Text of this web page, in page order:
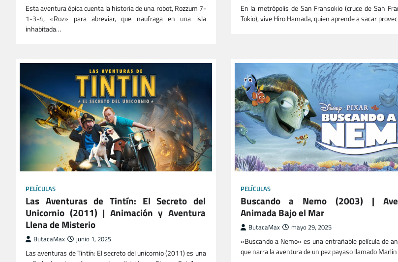
Esta aventura épica cuenta la historia de una robot, Rozzum 7-
1-3-4, «Roz» para abreviar, que naufraga en una isla
inhabitada…
En la metrópolis de San Fransokio (cruce de San
Tokio), vive Hiro Hamada, quien aprende a sacar
PELÍCULAS
Las Aventuras de Tintín: El Secreto del
Unicornio (2011) | Animación y Aventura
Llena de Misterio
ButacaMax junio 1, 2025
Las aventuras de Tintín: El secreto del unicornio (2011) es una
PELÍCULAS
Buscando a Nemo (2003) |
Animada Bajo el Mar
ButacaMax mayo 29, 2025
«Buscando a Nemo» es una entrañable película de
que narra la aventura de un pez payaso llamado